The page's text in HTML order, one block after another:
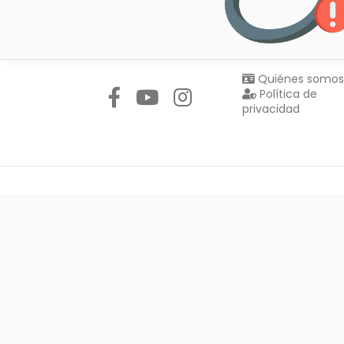
Quiénes somos
Política de
privacidad